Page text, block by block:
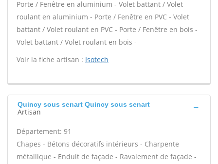
Porte / Fenêtre en aluminium - Volet battant / Volet
roulant en aluminium - Porte / Fenêtre en PVC - Volet
battant / Volet roulant en PVC - Porte / Fenêtre en bois -
Volet battant / Volet roulant en bois -
Voir la fiche artisan : Isotech
Quincy sous senart Quincy sous senart
Artisan
Département: 91
Chapes - Bétons décoratifs intérieurs - Charpente
métallique - Enduit de façade - Ravalement de façade -